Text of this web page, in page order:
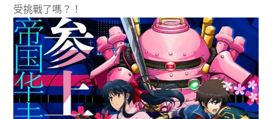
受挑戰了嗎？！